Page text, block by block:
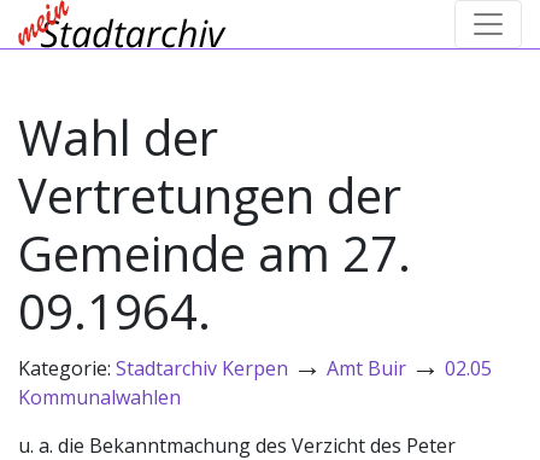
Wahl der
Vertretungen der
Gemeinde am 27.
09.1964.
Kategorie: Stadtarchiv Kerpen → Amt Buir → 02.05
Kommunalwahlen
u. a. die Bekanntmachung des Verzicht des Peter